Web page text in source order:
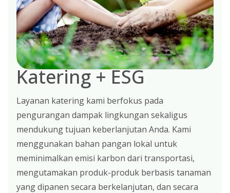
Katering + ESG
Layanan katering kami berfokus pada
pengurangan dampak lingkungan sekaligus
mendukung tujuan keberlanjutan Anda. Kami
menggunakan bahan pangan lokal untuk
meminimalkan emisi karbon dari transportasi,
mengutamakan produk-produk berbasis tanaman
yang dipanen secara berkelanjutan, dan secara